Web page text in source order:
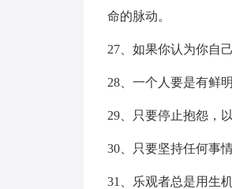
命的脉动。
27、如果你认为你自
28、一个人要是有鲜
29、只要停止抱怨，
30、只要坚持任何事
31、乐观者总是用生